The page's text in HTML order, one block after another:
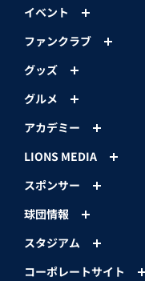
イベント
ファンクラブ
グッズ
グルメ
アカデミー
LIONS MEDIA
スポンサー
球団情報
スタジアム
コーポレートサイト